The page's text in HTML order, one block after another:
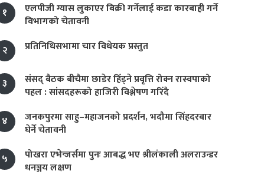
१
एलपीजी ग्यास लुकाएर बिक्री गर्नेलाई कडा कारबाही गर्ने
विभागको चेतावनी
२
प्रतिनिधिसभामा चार विधेयक प्रस्तुत
३
संसद् बैठक बीचैमा छाडेर हिँड्ने प्रवृत्ति रोक्न रास्वपाको
पहल : सांसदहरूको हाजिरी विश्लेषण गरिँदै
४
जनकपुरमा साहु–महाजनको प्रदर्शन, भदौमा सिंहदरबार
घेर्ने चेतावनी
५
पोखरा एभेन्जर्समा पुनः आबद्ध भए श्रीलंकाली अलराउन्डर
धनञ्जय लक्षण